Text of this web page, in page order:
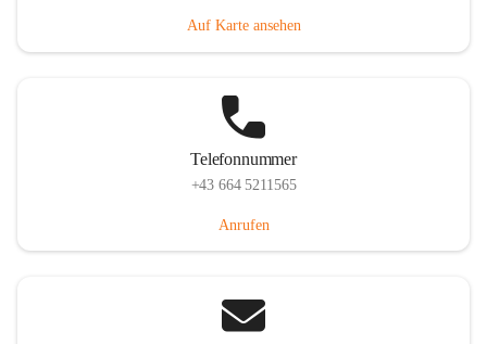
Auf Karte ansehen
Telefonnummer
+43 664 5211565
Anrufen